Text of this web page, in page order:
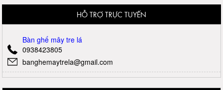
HỖ TRỢ TRỰC TUYẾN
Bàn ghế mây tre lá
0938423805
banghemaytrela@gmail.com